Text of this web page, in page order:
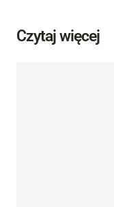
Czytaj więcej